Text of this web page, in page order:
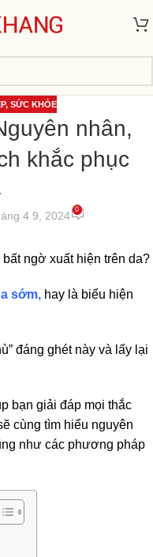
, SỨC KHỎE
nhân,
khắc phục
4 9, 2024 0
ngờ xuất hiện trên da?
sớm, hay là biểu hiện
đáng ghét này và lấy lại
bạn giải đáp mọi thắc
cùng tìm hiểu nguyên
như các phương pháp